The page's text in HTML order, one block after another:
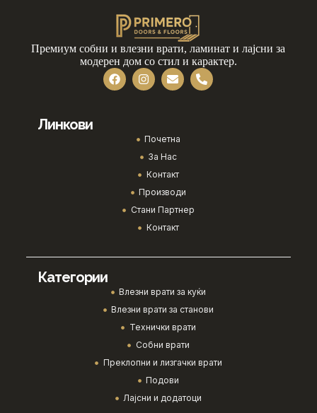
Премиум собни и влезни врати, ламинат и лајсни за
модерен дом со стил и карактер.
Линкови
Почетна
За Нас
Контакт
Производи
Стани Партнер
Контакт
Категории
Влезни врати за куќи
Влезни врати за станови
Технички врати
Собни врати
Преклопни и лизгачки врати
Подови
Лајсни и додатоци